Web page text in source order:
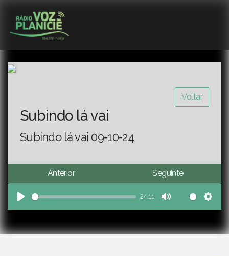
Voltar
Subindo lá vai
Subindo lá vai 09-10-24
Anterior Seguinte
Play
24:11
Mute